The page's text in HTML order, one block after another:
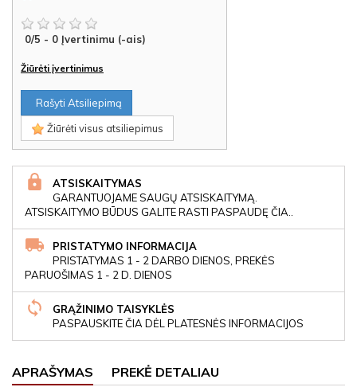
0/5 - 0 Įvertinimu (-ais)
Žiūrėti įvertinimus
Rašyti Atsiliepimą
Žiūrėti visus atsiliepimus
ATSISKAITYMAS
GARANTUOJAME SAUGŲ ATSISKAITYMĄ.
ATSISKAITYMO BŪDUS GALITE RASTI PASPAUDĘ ČIA..
PRISTATYMO INFORMACIJA
PRISTATYMAS 1 - 2 DARBO DIENOS, PREKĖS
PARUOŠIMAS 1 - 2 D. DIENOS
GRĄŽINIMO TAISYKLĖS
PASPAUSKITE ČIA DĖL PLATESNĖS INFORMACIJOS
APRAŠYMAS PREKĖ DETALIAU